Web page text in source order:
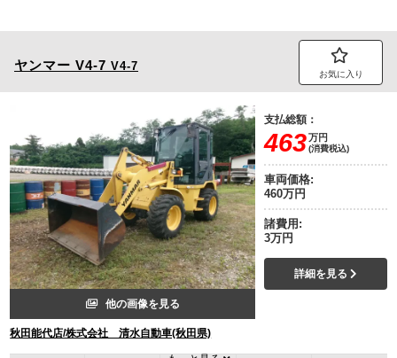
ヤンマー V4-7 V4-7
お気に入り
他の画像を見る
秋田能代店/株式会社 清水自動車(秋田県)
支払総額：
463万円
(消費税込)
車両価格:
460万円
諸費用:
3万円
詳細を見る